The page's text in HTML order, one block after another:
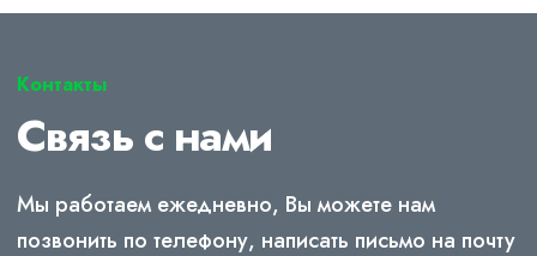
Контакты
Связь с нами
Мы работаем ежедневно, Вы можете нам
позвонить по телефону, написать письмо на почту